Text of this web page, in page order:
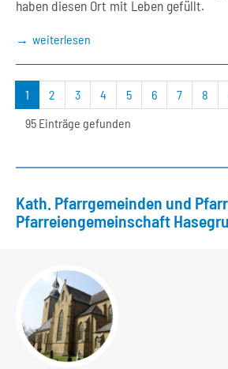
haben diesen Ort mit Leben gefüllt.
weiterlesen
1 2 3 4 5 6 7 8
95 Einträge gefunden
Kath. Pfarrgemeinden und
Pfarreiengemeinschaft